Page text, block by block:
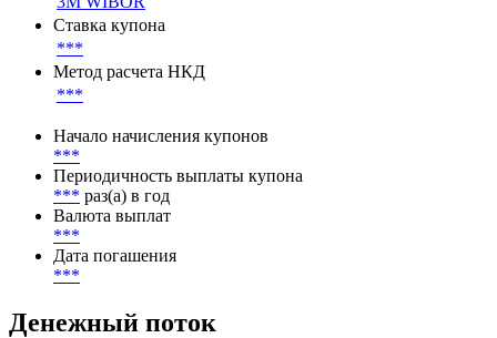
Ставка купона
***
Метод расчета НКД
***
Начало начисления купонов
***
Периодичность выплаты купона
*** раз(а) в год
Валюта выплат
***
Дата погашения
***
Денежный поток